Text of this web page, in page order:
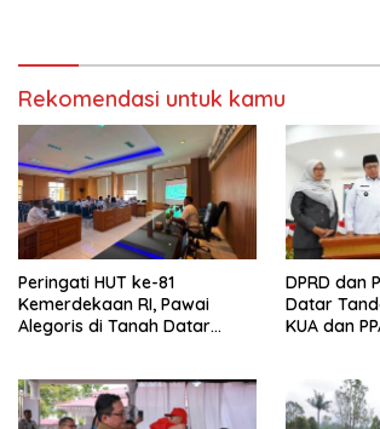
Rekomendasi untuk kamu
Peringati HUT ke-81
Kemerdekaan RI, Pawai
Alegoris di Tanah Datar
DPRD dan
Datar
KUA dan